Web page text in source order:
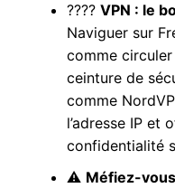
????️ VPN : le
Naviguer sur
comme
ceinture de
comme
l’adresse IP et
confidentialité
⚠️ Méfiez-